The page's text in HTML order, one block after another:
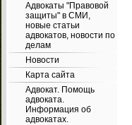
Адвокаты "Правовой
защиты" в СМИ,
новые статьи
адвокатов, новости по
делам
Новости
Карта сайта
Адвокат. Помощь
адвоката.
Информация об
адвокатах.